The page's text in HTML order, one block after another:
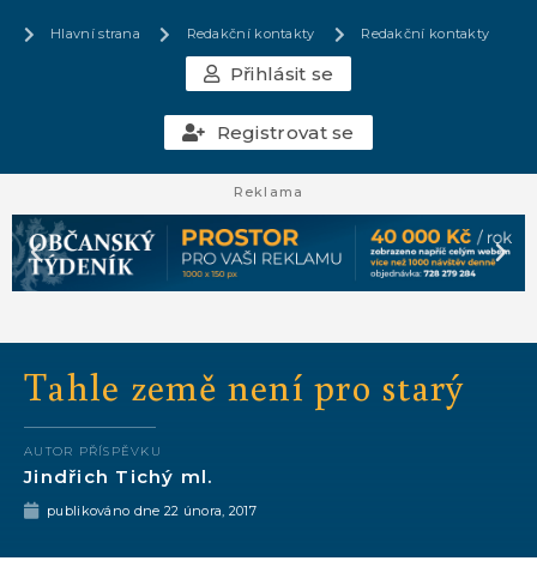
Hlavní strana Redakční kontakty Redakční kontakty
Přihlásit se
Registrovat se
Reklama
Tahle země není pro starý
AUTOR PŘÍSPĚVKU
Jindřich Tichý ml.
publikováno dne 22 února, 2017